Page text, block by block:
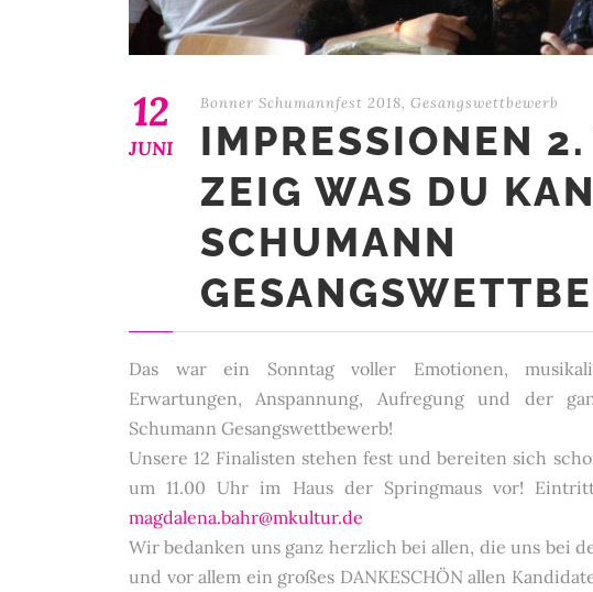
12
JUNI
Bonner Schumannfest 2018, Gesangswettbewerb
IMPRESSIONEN
ZEIG WAS DU
SCHUMANN
Das war ein Sonntag voller Emotionen,
Erwartungen, Anspannung, Aufregung und der
Schumann Gesangswettbewerb!
Unsere 12 Finalisten stehen fest und bereiten sich
um 11.00 Uhr im Haus der Springmaus vor!
magdalena.bahr@mkultur.de
Wir bedanken uns ganz herzlich bei allen, die uns bei
und vor allem ein großes DANKESCHÖN allen